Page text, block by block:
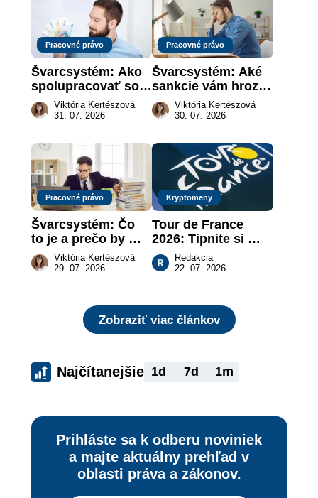
Pracovné právo
Švarcsystém: Ako
spolupracovať so
živnostníkom
legálne a bez
Viktória Kertészová
31. 07. 2026
Pracovné právo
Švarcsystém: Aké
sankcie vám hrozia
a prečo nestačí
zaplatiť pokutu?
Viktória Kertészová
30. 07. 2026
Pracovné právo
Švarcsystém: Čo
to je a prečo by
vás to malo
zaujímať
Viktória Kertészová
29. 07. 2026
Kryptomeny
Tour de France
2026: Tipnite si
pódium etapy a
získajte podiel z 2
Redakcia
22. 07. 2026
Zobraziť viac článkov
Najčítanejšie 1d 7d 1m
Prihláste sa k odberu noviniek
a majte aktuálny prehľad v
oblasti práva a zákonov.